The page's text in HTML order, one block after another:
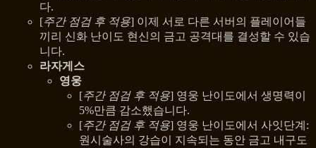
다.
[주간 점검 후 적용] 이제 서로 다른 서버의 플레이어들
끼리 신화 난이도 현신의 금고 공격대를 결성할 수 있습
니다.
라자게스
영웅
[주간 점검 후 적용] 영웅 난이도에서 생명력이
5%만큼 감소했습니다.
[주간 점검 후 적용] 영웅 난이도에서 사잇단계:
원시술사의 강습이 지속되는 동안 금고 내구도